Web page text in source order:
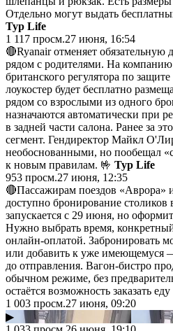
Отдельно могут выдать
Тур Life
1 117 просм.27 июня, 16:54
🔴Ryanair отменяет обязательную
рядом с родителями. На компанию
британского регулятора по
лоукостер будет бесплатно
рядом со взрослыми из одного
назначаются автоматически при
в задней части салона. Ранее за
сегмент. Гендиректор Майкл
необоснованными, но пообещал
к новым правилам. 🤟 Тур Life
953 просм.27 июня, 12:35
🔴Пассажирам поездов «Аврора»
доступно бронирование столиков
запускается с 29 июня, но
Нужно выбрать время,
онлайн-оплатой. Забронировать
или добавить к уже имеющемуся
до отправления. Вагон-бистро
обычном режиме, без
остаётся возможность заказать
1 003 просм.27 июня, 09:20
▶